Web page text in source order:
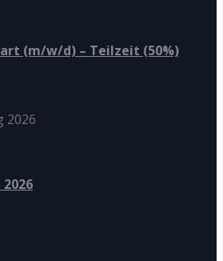
(m/w/d) – Teilzeit (50%)